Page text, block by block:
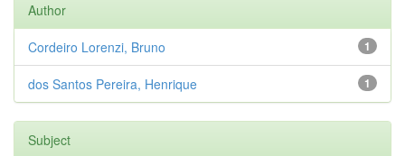
Author
1
Cordeiro Lorenzi, Bruno
1
dos Santos Pereira, Henrique
Subject